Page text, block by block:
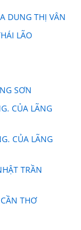
DUNG THỊ VÂN
LÃO
SƠN
CỦA LÃNG
CỦA LÃNG
TRẦN
THƠ